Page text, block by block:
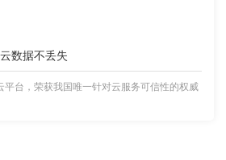
数据不丢失
平台，荣获我国唯一针对云服务可信性的权威